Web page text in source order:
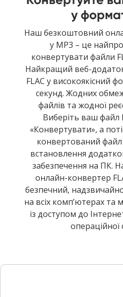
у
Наш безкоштовний
у MP3 – це
конвертувати файли
Найкращий веб-
FLAC у високоякісний
секунд. Жодних
файлів та жодної
Виберіть ваш файл
«Конвертувати», а
конвертований файл
встановлення
забезпечення на ПК.
онлайн-конвертер
безпечний,
на всіх комп’ютерах та
із доступом до
операційної